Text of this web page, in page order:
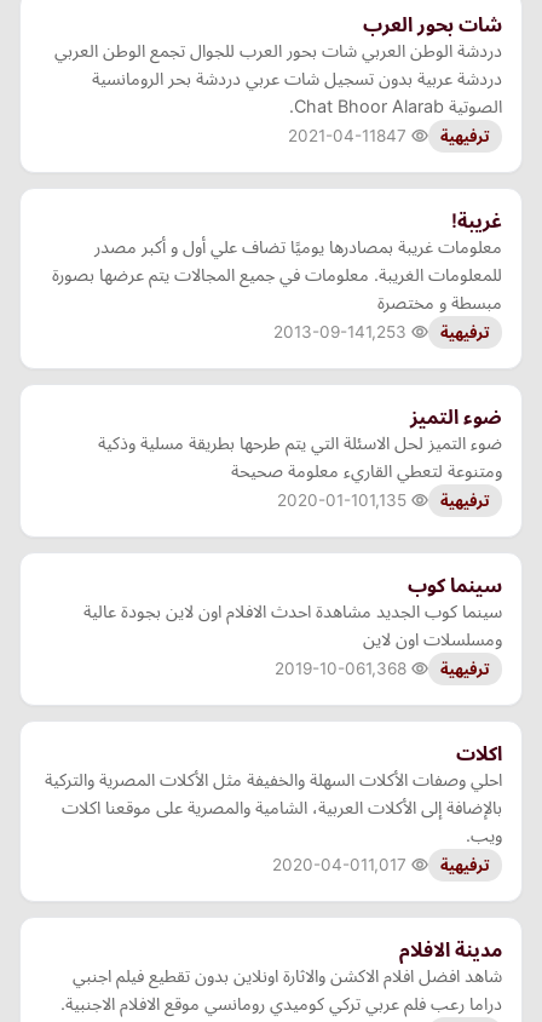
شات بحور العرب
دردشة الوطن العربي شات بحور العرب للجوال تجمع الوطن العربي
دردشة عربية بدون تسجيل شات عربي دردشة بحر الرومانسية
الصوتية Chat Bhoor Alarab.
ترفيهية 2021-04-11
غريبة!
معلومات غريبة بمصادرها يوميًا تضاف علي أول و أكبر مصدر
للمعلومات الغريبة. معلومات في جميع المجالات يتم عرضها بصورة
مبسطة و مختصرة
ترفيهية 2013-09-14
ضوء التميز
ضوء التميز لحل الاسئلة التي يتم طرحها بطريقة مسلية وذكية
ومتنوعة لتعطي القاريء معلومة صحيحة
ترفيهية 2020-01-10
سينما كوب
سينما كوب الجديد مشاهدة احدث الافلام اون لاين بجودة عالية
ومسلسلات اون لاين
ترفيهية 2019-10-06
اكلات
احلي وصفات الأكلات السهلة والخفيفة مثل الأكلات المصرية والتركية
بالإضافة إلى الأكلات العربية، الشامية والمصرية على موقعنا اكلات
ويب.
ترفيهية 2020-04-01
مدينة الافلام
شاهد افضل افلام الاكشن والاثارة اونلاين بدون تقطيع فيلم اجنبي
دراما رعب فلم عربي تركي كوميدي رومانسي موقع الافلام الاجنبية.